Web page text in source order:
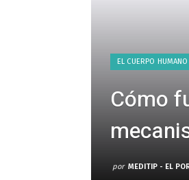
EL CUERPO HUMANO
Cómo
por MEDITIP - EL